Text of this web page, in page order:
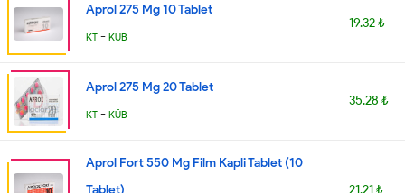
Aprol 275 Mg 10 Tablet
KT - KÜB
19.32 ₺
Aprol 275 Mg 20 Tablet
KT - KÜB
35.28 ₺
Aprol Fort 550 Mg Film Kapli Tablet (10
Tablet)
21.21 ₺